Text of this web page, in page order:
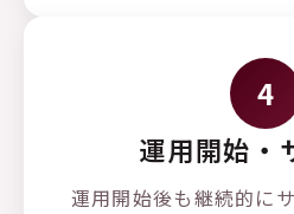
4
運用開始・
運用開始後も継続的に